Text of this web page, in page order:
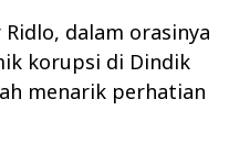
dalam orasinya
korupsi di Dindik
menarik perhatian